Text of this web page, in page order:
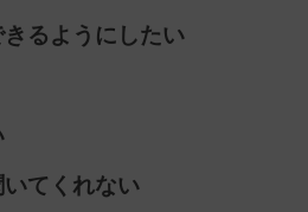
るようにしたい
てくれない